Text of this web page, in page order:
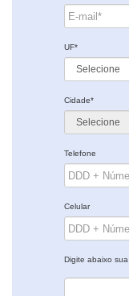
UF*
Cidade*
Telefone
Celular
Digite abaixo